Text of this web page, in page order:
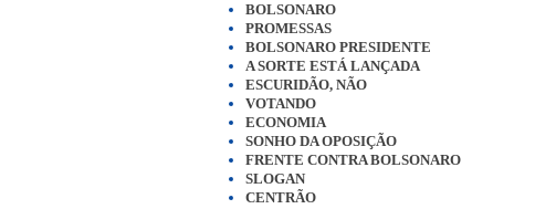
BOLSONARO
PROMESSAS
BOLSONARO PRESIDENTE
A SORTE ESTÁ LANÇADA
ESCURIDÃO, NÃO
VOTANDO
ECONOMIA
SONHO DA OPOSIÇÃO
FRENTE CONTRA BOLSONARO
SLOGAN
CENTRÃO